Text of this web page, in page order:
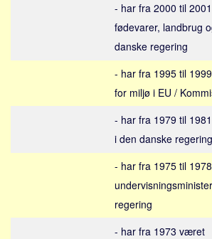
Bolig
Virksomhed
Pension og opsparing
Social sikring og sundhed
Transport
- har fra 2000 til
fødevarer, landbrug
danske regering
- har fra 1995 til
for miljø i EU /
- har fra 1979 til
i den danske regering
- har fra 1975 til
regering
- har fra 1973 været